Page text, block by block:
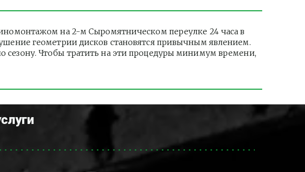
на 2-м Сыромятническом переулке 24 часа в
геометрии дисков становятся привычным явлением.
сезону. Чтобы тратить на эти процедуры минимум времени,